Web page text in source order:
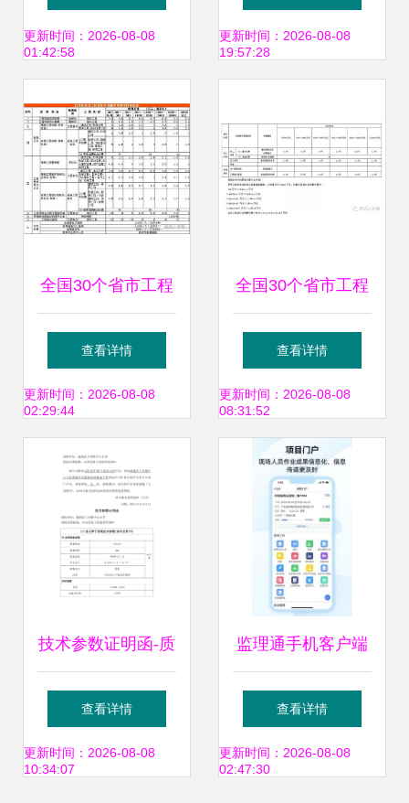
详解（共1页压缩
更新时间：2026-08-08
01:42:58
关键一环，欢迎咨
更新时间：2026-08-08
19:57:28
全国30个省市工程
造价咨询收费参考
汇总版
查看详情
更新时间：2026-08-08
02:29:44
全国30个省市工程
造价咨询收费参考
汇总，推荐收藏
查看详情
更新时间：2026-08-08
08:31:52
技术参数证明函-质
保证明-修
查看详情
更新时间：2026-08-08
10:34:07
监理通手机客户端
查看详情
更新时间：2026-08-08
02:47:30